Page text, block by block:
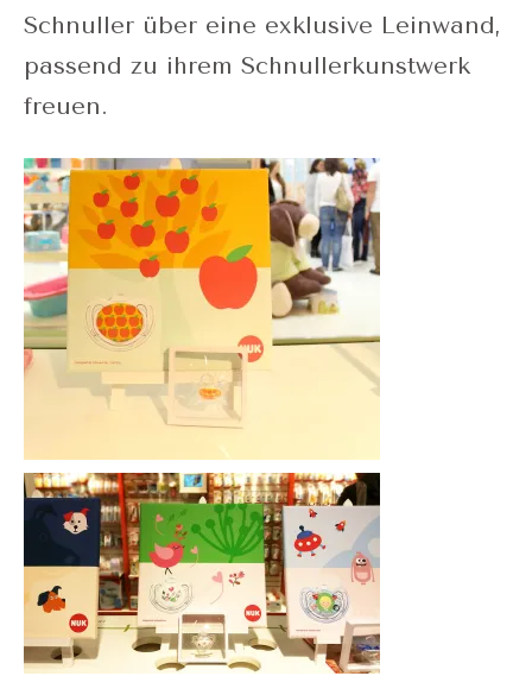
Schnuller über eine exklusive Leinwand,
passend zu ihrem Schnullerkunstwerk
freuen.